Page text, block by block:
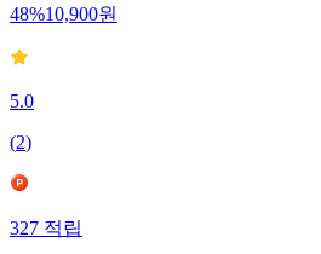
48%10,900원
5.0
(2)
327 적립